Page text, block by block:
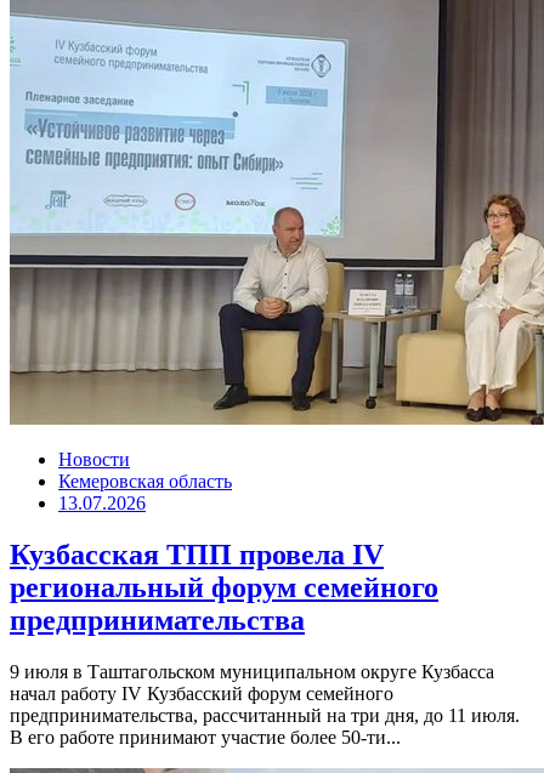
Новости
Кемеровская область
13.07.2026
Кузбасская ТПП провела IV
региональный форум семейного
предпринимательства
9 июля в Таштагольском муниципальном округе Кузбасса
начал работу IV Кузбасский форум семейного
предпринимательства, рассчитанный на три дня, до 11 июля.
В его работе принимают участие более 50-ти...